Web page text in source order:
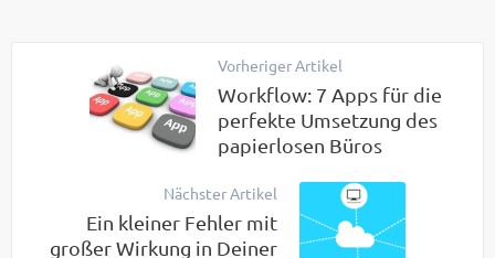
Vorheriger Artikel
Workflow: 7 Apps für die
perfekte Umsetzung des
papierlosen Büros
Nächster Artikel
Ein kleiner Fehler mit
großer Wirkung in Deiner